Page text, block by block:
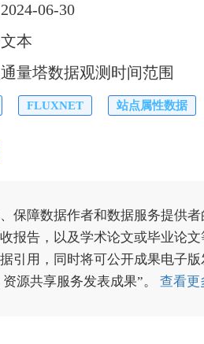
2024-06-30
本
量塔数据观测时间范围
FLUXNET 站点属性数据
保障数据作者和数据服务提供
报告，以及学术论文或毕业论
引用，同时将可公开成果电子
源共享服务发表成果”。 查看